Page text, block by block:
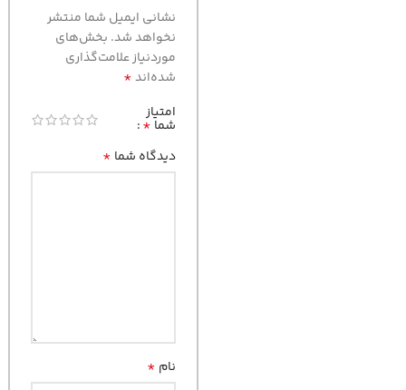
نشانی ایمیل شما منتشر
نخواهد شد. بخش‌های
موردنیاز علامت‌گذاری
شده‌اند*
امتیاز
شما *
دیدگاه شما *
نام *